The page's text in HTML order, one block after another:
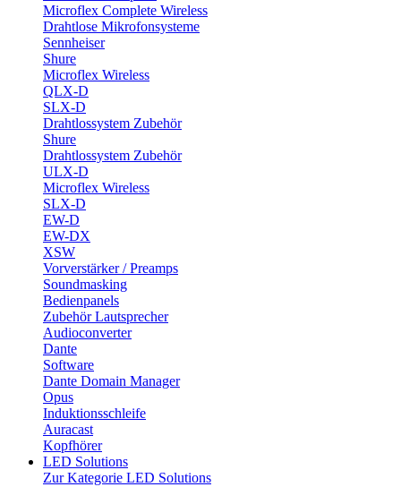
Microflex Complete Wireless
Drahtlose Mikrofonsysteme
Sennheiser
Shure
Microflex Wireless
QLX-D
SLX-D
Drahtlossystem Zubehör
Shure
Drahtlossystem Zubehör
ULX-D
Microflex Wireless
SLX-D
EW-D
EW-DX
XSW
Vorverstärker / Preamps
Soundmasking
Bedienpanels
Zubehör Lautsprecher
Audioconverter
Dante
Software
Dante Domain Manager
Opus
Induktionsschleife
Auracast
Kopfhörer
LED Solutions
Zur Kategorie LED Solutions